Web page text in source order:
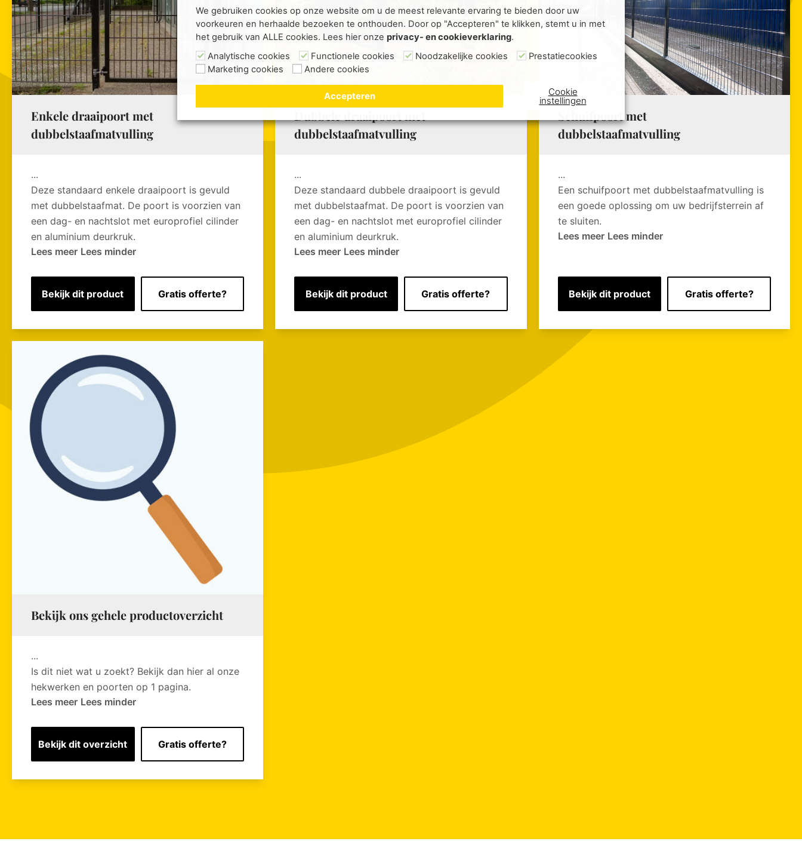
Enkele draaipoort met
dubbelstaafmatvulling
...
Deze standaard enkele draaipoort is gevuld
met dubbelstaafmat. De poort is voorzien van
een dag- en nachtslot met europrofiel cilinder
en aluminium deurkruk.
Lees meer Lees minder
Bekijk dit product Gratis offerte?
dubbelstaafmatvulling
...
Deze standaard dubbele draaipoort is gevuld
met dubbelstaafmat. De poort is voorzien van
een dag- en nachtslot met europrofiel cilinder
en aluminium deurkruk.
Lees meer Lees minder
Bekijk dit product Gratis offerte?
Schuifpoort met
dubbelstaafmatvulling
...
Een schuifpoort met dubbelstaafmatvulling is
een goede oplossing om uw bedrijfsterrein af
te sluiten.
Lees meer Lees minder
Bekijk dit product Gratis offerte?
Bekijk ons gehele productoverzicht
...
Is dit niet wat u zoekt? Bekijk dan hier al onze
hekwerken en poorten op 1 pagina.
Lees meer Lees minder
Bekijk dit overzicht Gratis offerte?
We gebruiken cookies op onze website om u de meest relevante ervaring te bieden door uw
voorkeuren en herhaalde bezoeken te onthouden. Door op "Accepteren" te klikken, stemt u in met
het gebruik van ALLE cookies. Lees hier onze privacy- en cookieverklaring.
Analytische cookies
Functionele cookies Noodzakelijke cookies
Prestatiecookies
Marketing cookies
Andere cookies
Cookie
instellingen
Accepteren